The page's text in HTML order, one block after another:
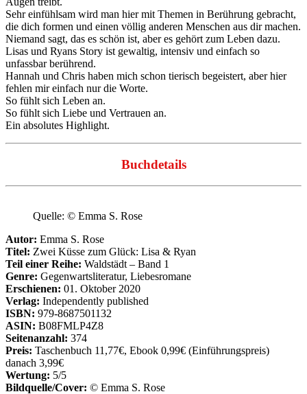
Sehr einfühlsam wird man hier mit Themen in Berührung gebracht,
die dich formen und einen völlig anderen Menschen aus dir machen.
Niemand sagt, das es schön ist, aber es gehört zum Leben dazu.
Lisas und Ryans Story ist gewaltig, intensiv und einfach so
unfassbar berührend.
Hannah und Chris haben mich schon tierisch begeistert, aber hier
fehlen mir einfach nur die Worte.
So fühlt sich Leben an.
So fühlt sich Liebe und Vertrauen an.
Ein absolutes Highlight.
Buchdetails
Quelle: © Emma S. Rose
Autor: Emma S. Rose
Titel: Zwei Küsse zum Glück: Lisa & Ryan
Teil einer Reihe: Waldstädt – Band 1
Genre: Gegenwartsliteratur, Liebesromane
Erschienen: 01. Oktober 2020
Verlag: Independently published
ISBN: 979-8687501132
ASIN: B08FMLP4Z8
Seitenanzahl: 374
Preis: Taschenbuch 11,77€, Ebook 0,99€ (Einführungspreis)
danach 3,99€
Wertung: 5/5
Bildquelle/Cover: © Emma S. Rose